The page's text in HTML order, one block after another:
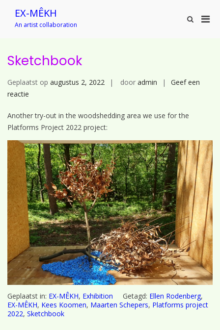
inhoud
EX-MÊKH
An artist collaboration
Toon
Sketchbook
Geplaatst op augustus 2, 2022 door admin
Geef een
reactie
Another try-out in the woodshedding area we use for the
Platforms Project 2022 project:
Geplaatst in: EX-MÊKH, Exhibition Getagd: Ellen Rodenberg,
EX-MÊKH, Kees Koomen, Maarten Schepers, Platforms project
2022, Sketchbook